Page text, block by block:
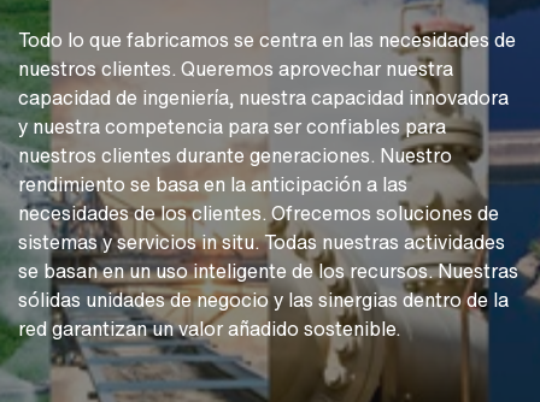
ESG
Certificaciones
PRESTO
Todo lo que fabricamos se centra en las necesidades de
nuestros clientes. Queremos aprovechar nuestra
capacidad de ingeniería, nuestra capacidad innovadora
y nuestra competencia para ser confiables para
nuestros clientes durante generaciones. Nuestro
rendimiento se basa en la anticipación a las
necesidades de los clientes. Ofrecemos soluciones de
sistemas y servicios in situ. Todas nuestras actividades
se basan en un uso inteligente de los recursos. Nuestras
sólidas unidades de negocio y las sinergias dentro de la
red garantizan un valor añadido sostenible.